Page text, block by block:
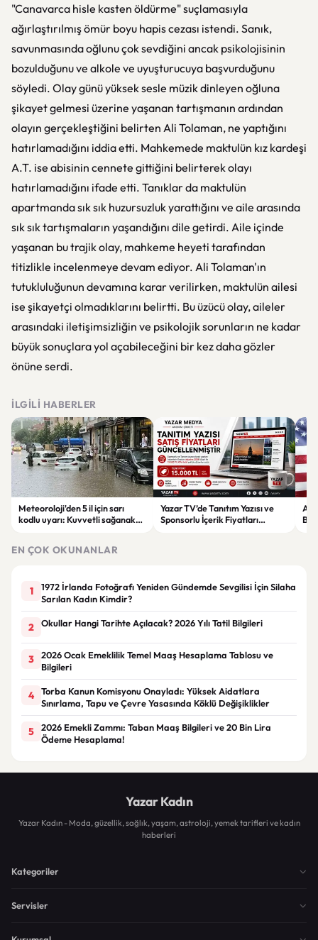
"Canavarca hisle kasten öldürme" suçlamasıyla
ağırlaştırılmış ömür boyu hapis cezası istendi. Sanık,
savunmasında oğlunu çok sevdiğini ancak psikolojisinin
bozulduğunu ve alkole ve uyuşturucuya başvurduğunu
söyledi. Olay günü yüksek sesle müzik dinleyen oğluna
şikayet gelmesi üzerine yaşanan tartışmanın ardından
olayın gerçekleştiğini belirten Ali Tolaman, ne yaptığını
hatırlamadığını iddia etti. Mahkemede maktulün kız kardeşi
A.T. ise abisinin cennete gittiğini belirterek olayı
hatırlamadığını ifade etti. Tanıklar da maktulün
apartmanda sık sık huzursuzluk yarattığını ve aile arasında
sık sık tartışmaların yaşandığını dile getirdi. Aile içinde
yaşanan bu trajik olay, mahkeme heyeti tarafından
titizlikle incelenmeye devam ediyor. Ali Tolaman'ın
tutukluluğunun devamına karar verilirken, maktulün ailesi
ise şikayetçi olmadıklarını belirtti. Bu üzücü olay, aileler
arasındaki iletişimsizliğin ve psikolojik sorunların ne kadar
büyük sonuçlara yol açabileceğini bir kez daha gözler
önüne serdi.
İLGILI HABERLER
Meteoroloji'den 5 il için sarı
kodlu uyarı: Kuvvetli sağanak
Yazar TV’de Tanıtım Yazısı ve
Sponsorlu İçerik Fiyatları
EN ÇOK OKUNANLAR
1
1972 İrlanda Fotoğrafı Yeniden Gündemde Sevgilisi İçin Silaha
Sarılan Kadın Kimdir?
2 Okullar Hangi Tarihte Açılacak? 2026 Yılı Tatil Bilgileri
3
2026 Ocak Emeklilik Temel Maaş Hesaplama Tablosu ve
Bilgileri
4
Torba Kanun Komisyonu Onayladı: Yüksek Aidatlara
Sınırlama, Tapu ve Çevre Yasasında Köklü Değişiklikler
5
2026 Emekli Zammı: Taban Maaş Bilgileri ve 20 Bin Lira
Ödeme Hesaplama!
Yazar Kadın
Yazar Kadın - Moda, güzellik, sağlık, yaşam, astroloji, yemek tarifleri ve kadın
haberleri
Kategoriler
Servisler